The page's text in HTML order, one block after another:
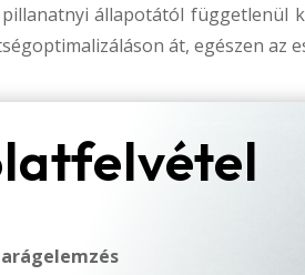
állapotától függetlenül
át, egészen az